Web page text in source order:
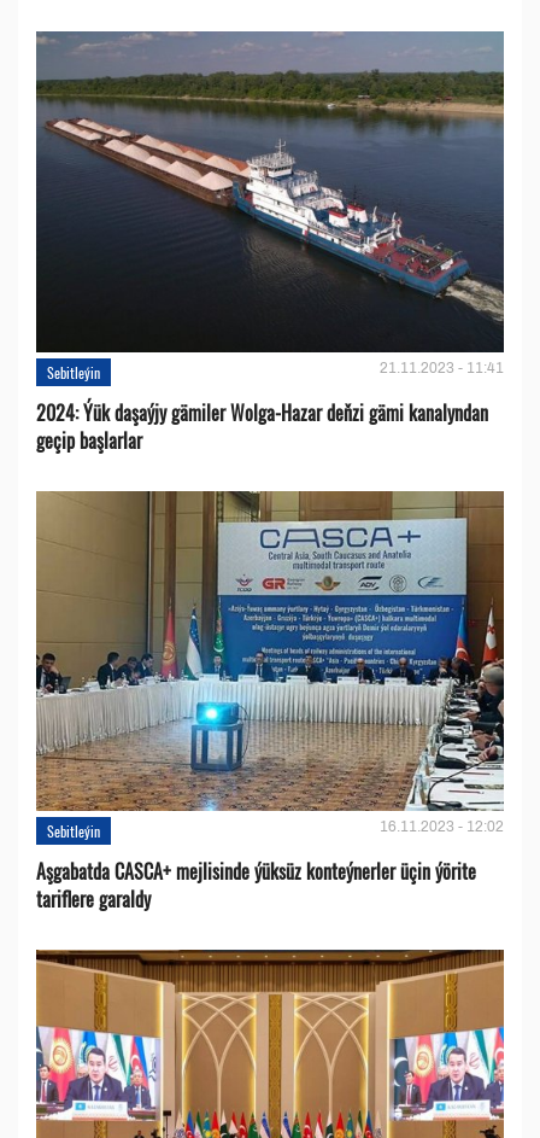
Sebitleýin 21.11.2023 - 11:41
2024: Ýük daşaýjy gämiler Wolga-Hazar deňzi gämi kanalyndan
geçip başlarlar
Sebitleýin 16.11.2023 - 12:02
Aşgabatda CASCA+ mejlisinde ýüksüz konteýnerler üçin ýörite
tariflere garaldy